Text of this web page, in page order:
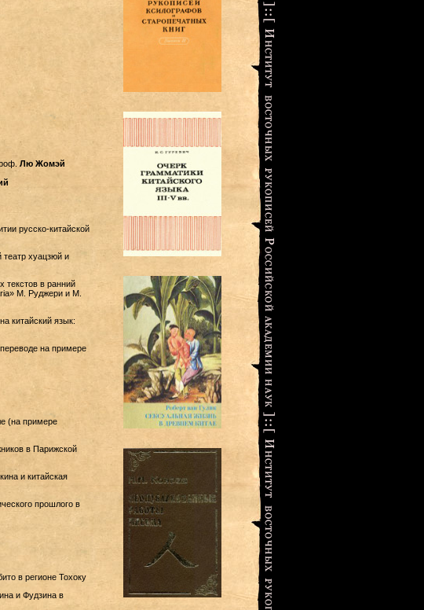
Лю Жомэй
русско-китайской
хуацзюй и
текстов в ранний
М. Руджери и М.
китайский язык:
на примере
(на примере
в Парижской
и китайская
прошлого в
в регионе Тохоку
и Фудзина в